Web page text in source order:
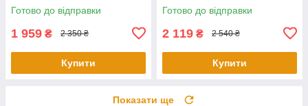
Готово до відправки
1 959 ₴ 2 350 ₴
Купити
Готово до відправки
2 119 ₴ 2 540 ₴
Купити
Показати ще